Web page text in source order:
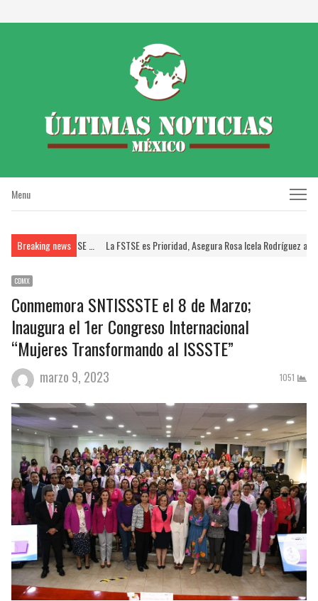
Menu
Menu
Breaking news
Brinda FSTSE … La FSTSE es Prioridad, Asegura Rosa Icela Rodríguez a
CDMX
Conmemora SNTISSSTE el 8 de Marzo;
Inaugura el 1er Congreso Internacional
“Mujeres Transformando al ISSSTE”
marzo 9, 2023 1051